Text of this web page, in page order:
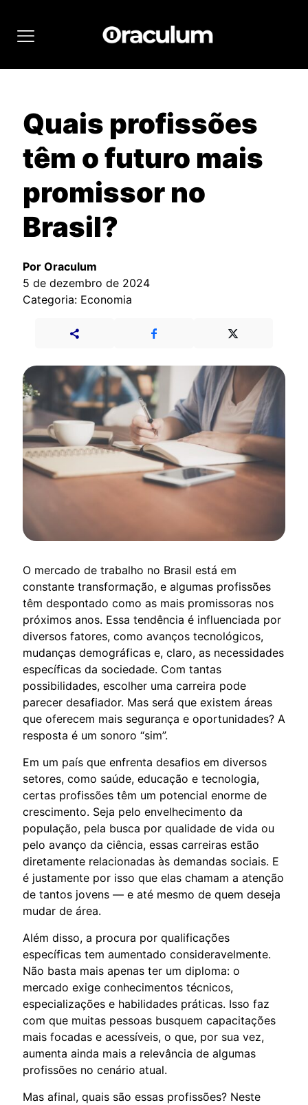
Quais profissões
têm o futuro mais
promissor no
Brasil?
Por Oraculum
5 de dezembro de 2024
Categoria: Economia
O mercado de trabalho no Brasil está em
constante transformação, e algumas profissões
têm despontado como as mais promissoras nos
próximos anos. Essa tendência é influenciada por
diversos fatores, como avanços tecnológicos,
mudanças demográficas e, claro, as necessidades
específicas da sociedade. Com tantas
possibilidades, escolher uma carreira pode
parecer desafiador. Mas será que existem áreas
que oferecem mais segurança e oportunidades? A
resposta é um sonoro “sim”.
Em um país que enfrenta desafios em diversos
setores, como saúde, educação e tecnologia,
certas profissões têm um potencial enorme de
crescimento. Seja pelo envelhecimento da
população, pela busca por qualidade de vida ou
pelo avanço da ciência, essas carreiras estão
diretamente relacionadas às demandas sociais. E
é justamente por isso que elas chamam a atenção
de tantos jovens — e até mesmo de quem deseja
mudar de área.
Além disso, a procura por qualificações
específicas tem aumentado consideravelmente.
Não basta mais apenas ter um diploma: o
mercado exige conhecimentos técnicos,
especializações e habilidades práticas. Isso faz
com que muitas pessoas busquem capacitações
mais focadas e acessíveis, o que, por sua vez,
aumenta ainda mais a relevância de algumas
profissões no cenário atual.
Mas afinal, quais são essas profissões? Neste